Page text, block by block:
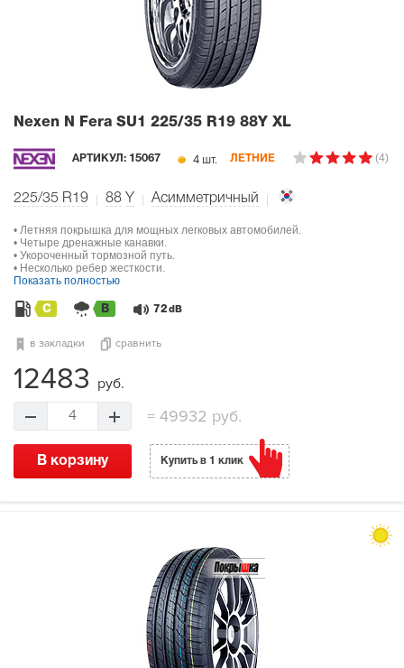
Nexen N Fera SU1 225/35 R19 88Y XL
АРТИКУЛ: 15067 4 шт. ЛЕТНИЕ (4)
225/35 R19 88 Y Асимметричный
• Летняя покрышка для мощных легковых автомобилей.
• Четыре дренажные канавки.
• Укороченный тормозной путь.
• Несколько ребер жесткости.
Показать полностью
C B 72 dB
в закладки сравнить
12483 руб.
4 = 49932 руб.
В корзину Купить в 1 клик